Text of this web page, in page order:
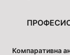
Компаративна